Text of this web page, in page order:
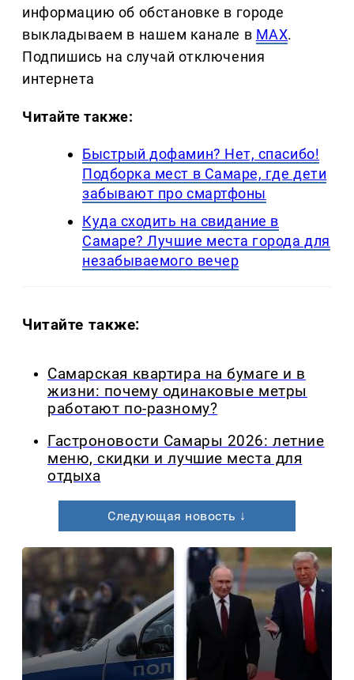
информацию об обстановке в городе
выкладываем в нашем канале в MAX.
Подпишись на случай отключения
интернета
Читайте также:
Быстрый дофамин? Нет, спасибо!
Подборка мест в Самаре, где дети
забывают про смартфоны
Куда сходить на свидание в
Самаре? Лучшие места города для
незабываемого вечер
Читайте также:
Самарская квартира на бумаге и в
жизни: почему одинаковые метры
работают по-разному?
Гастроновости Самары 2026: летние
меню, скидки и лучшие места для
отдыха
Следующая новость ↓